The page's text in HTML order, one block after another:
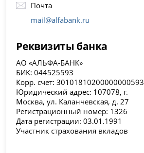
Почта
mail@alfabank.ru
Реквизиты банка
АО «АЛЬФА-БАНК»
БИК: 044525593
Корр. счет: 30101810200000000593
Юридический адрес: 107078, г.
Москва, ул. Каланчевская, д. 27
Регистрационный номер: 1326
Дата регистрации: 03.01.1991
Участник страхования вкладов